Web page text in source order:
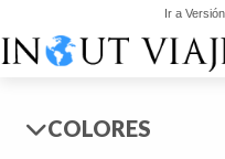
Ir a
COLORES